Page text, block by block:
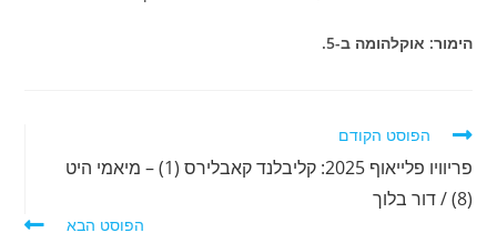
הימור: אוקלהומה ב-5.
לקרוא
נוספים
הפוסט הקודם
פריוויו פלייאוף 2025: קליבלנד קאבלירס (1) – מיאמי היט
(8) / דור בלוך
הפוסט הבא